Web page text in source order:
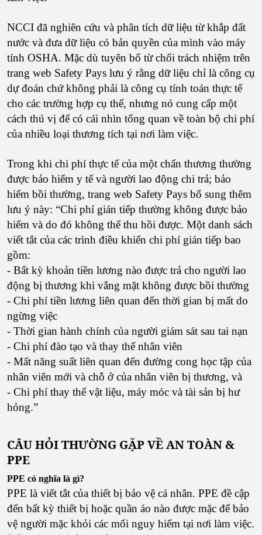
NCCI đã nghiên cứu và phân tích dữ liệu từ khắp đất
nước và đưa dữ liệu có bản quyền của mình vào máy
tính OSHA. Mặc dù tuyên bố từ chối trách nhiệm trên
trang web Safety Pays lưu ý rằng dữ liệu chỉ là công cụ
dự đoán chứ không phải là công cụ tính toán thực tế
cho các trường hợp cụ thể, nhưng nó cung cấp một
cách thú vị để có cái nhìn tổng quan về toàn bộ chi phí
của nhiều loại thương tích tại nơi làm việc.
Trong khi chi phí thực tế của một chấn thương thường
được bảo hiểm y tế và người lao động chi trả; bảo
hiểm bồi thường, trang web Safety Pays bổ sung thêm
lưu ý này: “Chi phí gián tiếp thường không được bảo
hiểm và do đó không thể thu hồi được. Một danh sách
viết tắt của các trình điều khiển chi phí gián tiếp bao
gồm:
- Bất kỳ khoản tiền lương nào được trả cho người lao
động bị thương khi vắng mặt không được bồi thường
- Chi phí tiền lương liên quan đến thời gian bị mất do
ngừng việc
- Thời gian hành chính của người giám sát sau tai nạn
- Chi phí đào tạo và thay thế nhân viên
- Mất năng suất liên quan đến đường cong học tập của
nhân viên mới và chỗ ở của nhân viên bị thương, và
- Chi phí thay thế vật liệu, máy móc và tài sản bị hư
hỏng.”
CÂU HỎI THƯỜNG GẶP VỀ AN TOÀN &
PPE
PPE có nghĩa là gì?
PPE là viết tắt của thiết bị bảo vệ cá nhân. PPE đề cập
đến bất kỳ thiết bị hoặc quần áo nào được mặc để bảo
vệ người mặc khỏi các mối nguy hiểm tại nơi làm việc.